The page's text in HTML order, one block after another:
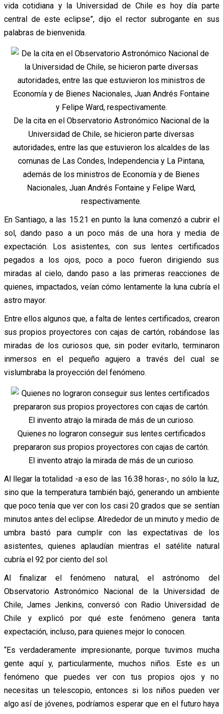
vida cotidiana y la Universidad de Chile es hoy día parte
central de este eclipse”, dijo el rector subrogante en sus
palabras de bienvenida.
De la cita en el Observatorio Astronómico Nacional de la
Universidad de Chile, se hicieron parte diversas
autoridades, entre las que estuvieron los alcaldes de las
comunas de Las Condes, Independencia y La Pintana,
además de los ministros de Economía y de Bienes
Nacionales, Juan Andrés Fontaine y Felipe Ward,
respectivamente.
En Santiago, a las 15.21 en punto la luna comenzó a cubrir el
sol, dando paso a un poco más de una hora y media de
expectación. Los asistentes, con sus lentes certificados
pegados a los ojos, poco a poco fueron dirigiendo sus
miradas al cielo, dando paso a las primeras reacciones de
quienes, impactados, veían cómo lentamente la luna cubría el
astro mayor.
Entre ellos algunos que, a falta de lentes certificados, crearon
sus propios proyectores con cajas de cartón, robándose las
miradas de los curiosos que, sin poder evitarlo, terminaron
inmersos en el pequeño agujero a través del cual se
vislumbraba la proyección del fenómeno.
Quienes no lograron conseguir sus lentes certificados
prepararon sus propios proyectores con cajas de cartón.
El invento atrajo la mirada de más de un curioso.
Al llegar la totalidad -a eso de las 16.38 horas-, no sólo la luz,
sino que la temperatura también bajó, generando un ambiente
que poco tenía que ver con los casi 20 grados que se sentían
minutos antes del eclipse. Alrededor de un minuto y medio de
umbra bastó para cumplir con las expectativas de los
asistentes, quienes aplaudían mientras el satélite natural
cubría el 92 por ciento del sol.
Al finalizar el fenómeno natural, el astrónomo del
Observatorio Astronómico Nacional de la Universidad de
Chile, James Jenkins, conversó con Radio Universidad de
Chile y explicó por qué este fenómeno genera tanta
expectación, incluso, para quienes mejor lo conocen.
“Es verdaderamente impresionante, porque tuvimos mucha
gente aquí y, particularmente, muchos niños. Este es un
fenómeno que puedes ver con tus propios ojos y no
necesitas un telescopio, entonces si los niños pueden ver
algo así de jóvenes, podríamos esperar que en el futuro haya